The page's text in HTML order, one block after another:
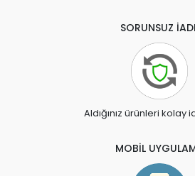
SORUNSUZ
Aldığınız ürünleri kolay
MOBİL